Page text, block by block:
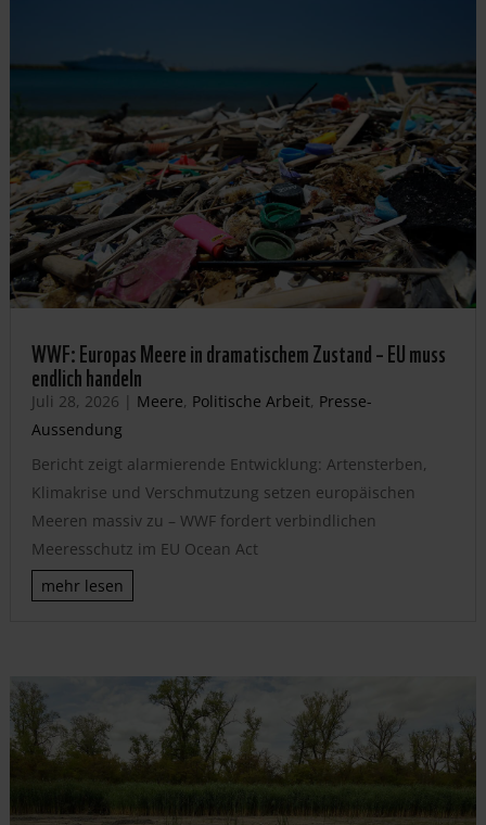
WWF: Europas Meere in dramatischem Zustand – EU muss
endlich handeln
Juli 28, 2026 | Meere, Politische Arbeit, Presse-
Aussendung
Bericht zeigt alarmierende Entwicklung: Artensterben,
Klimakrise und Verschmutzung setzen europäischen
Meeren massiv zu – WWF fordert verbindlichen
Meeresschutz im EU Ocean Act
mehr lesen